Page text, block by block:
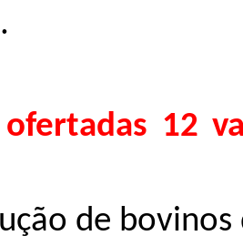
12
de bovinos